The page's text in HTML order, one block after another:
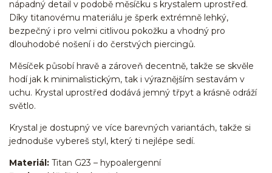
nápadný detail v podobě měsíčku s krystalem uprostřed.
Díky titanovému materiálu je šperk extrémně lehký,
bezpečný i pro velmi citlivou pokožku a vhodný pro
dlouhodobé nošení i do čerstvých piercingů.
Měsíček působí hravě a zároveň decentně, takže se skvěle
hodí jak k minimalistickým, tak i výraznějším sestavám v
uchu. Krystal uprostřed dodává jemný třpyt a krásně odráží
světlo.
Krystal je dostupný ve více barevných variantách, takže si
jednoduše vybereš styl, který ti nejlépe sedí.
Materiál: Titan G23 – hypoalergenní